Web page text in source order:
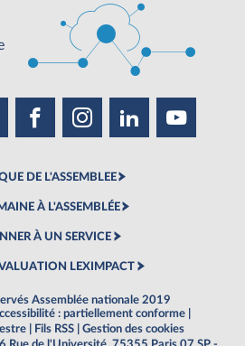
DE L'ASSEMBLEE
À L'ASSEMBLÉE
À UN SERVICE
LEXIMPACT
Assemblée nationale 2019
: partiellement conforme
Fils RSS
Gestion des cookies